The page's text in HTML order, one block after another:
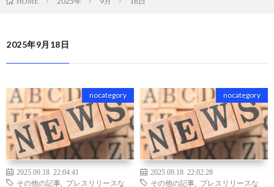
2025年9月18日
nocategory
2025.09.18 22:04:41
その他の記事
プレスリリースな
nocategory
2025.09.18 22:02:28
その他の記事
プレスリリースな